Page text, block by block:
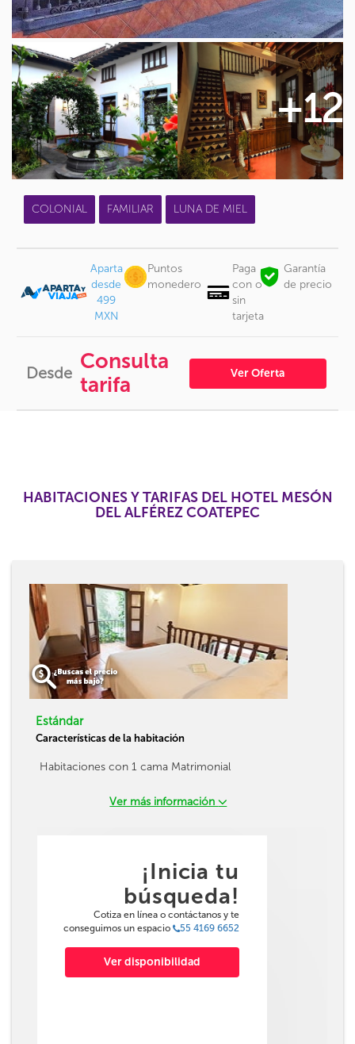
+12
COLONIAL FAMILIAR LUNA DE MIEL
Aparta
desde
499
MXN
Puntos
monedero
Paga
con o
sin
tarjeta
Garantía
de precio
Desde Consulta
tarifa
Ver Oferta
HABITACIONES Y TARIFAS DEL HOTEL MESÓN
DEL ALFÉREZ COATEPEC
Estándar
Características de la habitación
Habitaciones con 1 cama Matrimonial
Ver más información
¡Inicia tu
búsqueda!
Cotiza en línea o contáctanos y te
conseguimos un espacio
55 4169 6652
Ver disponibilidad